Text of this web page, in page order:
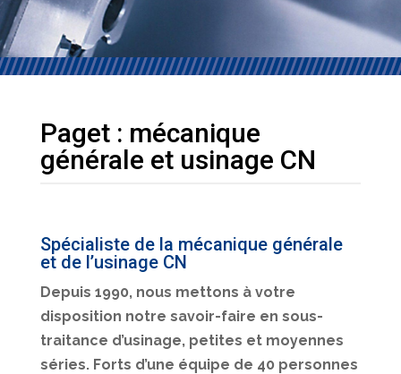
Paget : mécanique
générale et usinage CN
Spécialiste de la mécanique générale
et de l’usinage CN
Depuis 1990, nous mettons à votre
disposition notre savoir-faire en sous-
traitance d’usinage, petites et moyennes
séries. Forts d’une équipe de 40 personnes